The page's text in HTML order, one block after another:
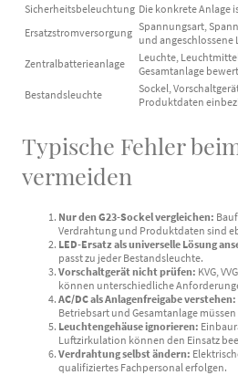
Sicherheitsbeleuchtung Die konkrete Anlage
Ersatzstromversorgung Spannungsart,
und angeschlossene
Zentralbatterieanlage
Leuchte,
Gesamtanlage
Bestandsleuchte
Sockel,
Produktdaten
Typische Fehler
vermeiden
Nur den G23-Sockel vergleichen:
Verdrahtung und Produktdaten sind
LED-Ersatz als universelle Lösung
passt zu jeder Bestandsleuchte.
Vorschaltgerät nicht prüfen: KVG,
können unterschiedliche
AC/DC als Anlagenfreigabe verstehen:
Betriebsart und Gesamtanlage
Leuchtengehäuse ignorieren:
Luftzirkulation können den Einsatz
Verdrahtung selbst ändern:
qualifiziertes Fachpersonal erfolgen.